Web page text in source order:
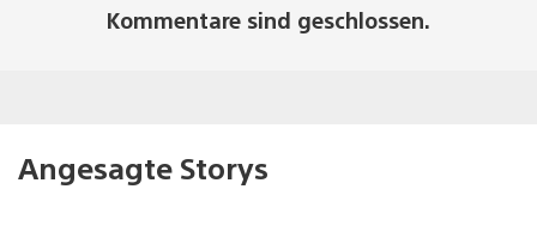
Kommentare sind geschlossen.
Angesagte Storys